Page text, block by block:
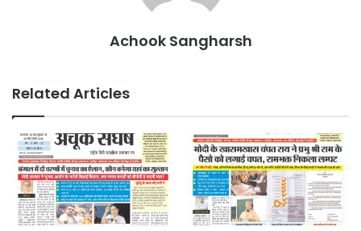
Achook Sangharsh
Related Articles